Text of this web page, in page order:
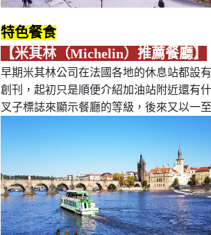
特色餐食
【米其林（Michelin）推薦餐廳】
早期米其林公司在法國各地的休息站都設
創刊，起初只是順便介紹加油站附近還有
叉子標誌來顯示餐廳的等級，後來又以一